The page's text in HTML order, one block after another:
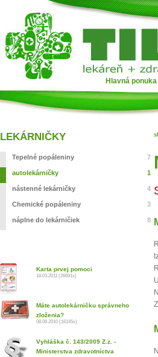
Hlavná ponuka
LEKÁRNIČKY
Tepelné popáleniny 7
autolekárničky 1
nástenné lekárničky 4
Chemické popáleniny 3
náplne do lekárničiek 8
Karta prvej pomoci
18.03.2011 (26691x)
Máte autolekárničku správneho
zloženia?
08.09.2010 (16145x)
Vyhláška č. 143/2009 Z.z. -
Ministerstva zdravotníctva